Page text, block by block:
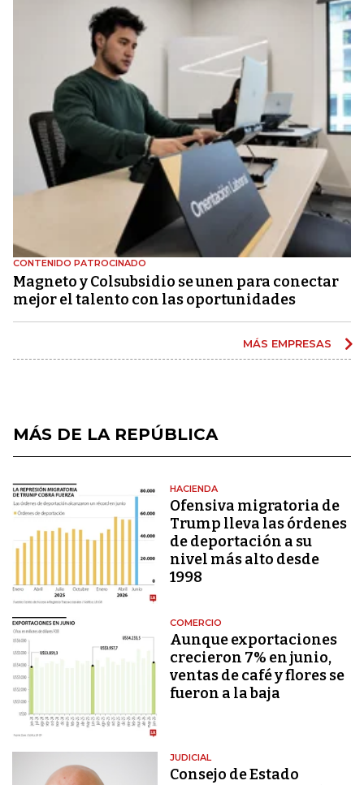
CONTENIDO PATROCINADO
Magneto y Colsubsidio se unen para conectar
mejor el talento con las oportunidades
MÁS EMPRESAS
MÁS DE LA REPÚBLICA
HACIENDA
Ofensiva migratoria de
Trump lleva las órdenes
de deportación a su
nivel más alto desde
1998
COMERCIO
Aunque exportaciones
crecieron 7% en junio,
ventas de café y flores se
fueron a la baja
JUDICIAL
Consejo de Estado